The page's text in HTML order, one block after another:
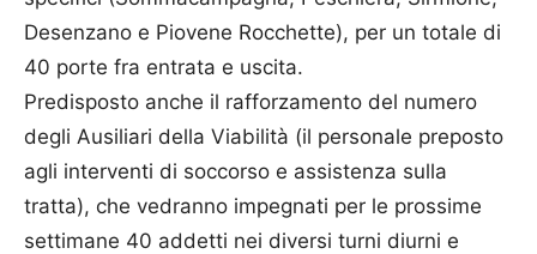
Desenzano e Piovene Rocchette), per un totale di
40 porte fra entrata e uscita.
Predisposto anche il rafforzamento del numero
degli Ausiliari della Viabilità (il personale preposto
agli interventi di soccorso e assistenza sulla
tratta), che vedranno impegnati per le prossime
settimane 40 addetti nei diversi turni diurni e